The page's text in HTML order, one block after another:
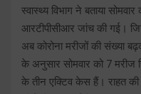
स्वास्थ्य विभाग ने बताया
आरटीपीसीआर जांच की गई।
अब कोरोना मरीजों की संख्या
के अनुसार सोमवार को 7 मरीज
के तीन एक्टिव केस हैं। राहत